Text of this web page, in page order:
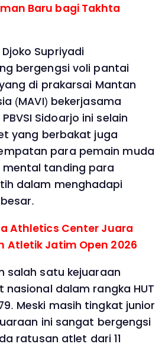
Baru bagi Takhta
Supriyadi
bergengsi voli pantai
di prakarsai Mantan
(MAVI) bekerjasama
Sidoarjo ini selain
yang berbakat juga
para pemain muda
tanding para
dalam menghadapi
Athletics Center Juara
Atletik Jatim Open 2026
salah satu kejuaraan
dalam rangka HUT
Meski masih tingkat junior
ini sangat bergengsi
ratusan atlet dari 11